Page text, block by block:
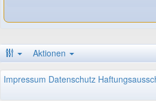
Aktionen
Impressum Datenschutz